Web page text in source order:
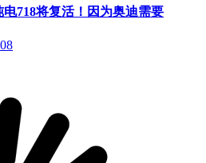
718将复活！因为奥迪需要